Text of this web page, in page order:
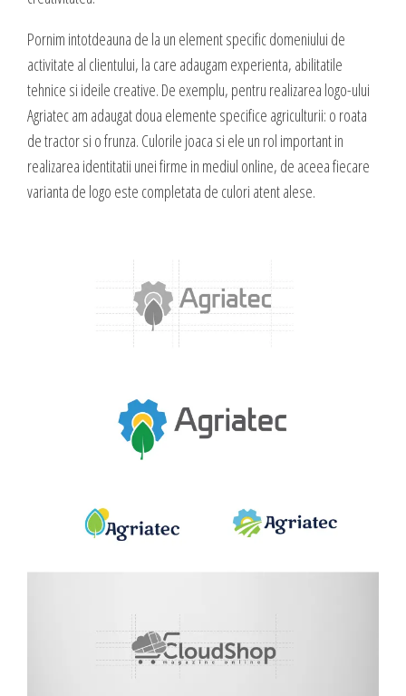
valoare produselor sau serviciilor cu care vii in fata clientilor tai.
CONTACT
Dow Media - Timisoara
Strada. Johann Heinrich Pestalozzi, Nr. 3-5
Romania, Timisoara
Dow Media Consulting - Bucuresti
Spl. Independentei, Nr. 273
Servicii SEO
Publicitate Online
Administrare campanii Google AdWords
Redactare articole
Clipuri video promovare
E-mail marketing
DESIGN & PRINTING
Identitate vizuala, imagine
Grafica pentru print
Fotografie digitala
Pornim intotdeauna de la un element specific domeniului de
activitate al clientului, la care adaugam experienta, abilitatile
tehnice si ideile creative. De exemplu, pentru realizarea logo-ului
Agriatec am adaugat doua elemente specifice agriculturii: o roata
de tractor si o frunza. Culorile joaca si ele un rol important in
realizarea identitatii unei firme in mediul online, de aceea fiecare
varianta de logo este completata de culori atent alese.